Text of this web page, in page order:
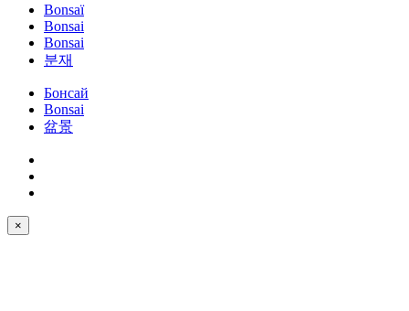
Bonsaï
Bonsai
Bonsai
분재
Бонсай
Bonsai
盆景
×